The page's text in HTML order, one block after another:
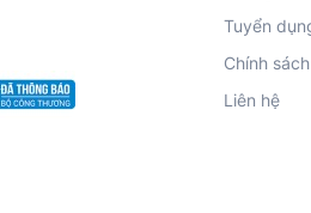
Tuyển
Chính
Liên hệ